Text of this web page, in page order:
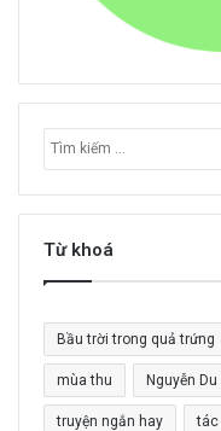
Từ khoá
Bầu trời trong quả trứng
mùa thu Nguyễn Du
truyện ngắn hay tác